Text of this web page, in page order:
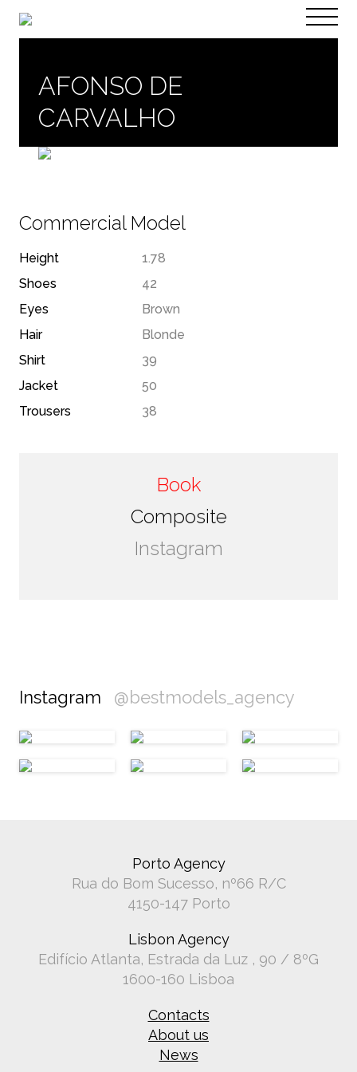
EN
AFONSO DE
CARVALHO
Commercial Model
Height
1.78
Shoes
42
Eyes
Brown
Hair
Blonde
Shirt
39
Jacket
50
Trousers
38
Book
Composite
Instagram
Instagram @bestmodels_agency
Porto Agency
Rua do Bom Sucesso, nº66 R/C
4150-147 Porto
Lisbon Agency
Edifício Atlanta, Estrada da Luz , 90 / 8ºG
1600-160 Lisboa
Contacts
About us
News